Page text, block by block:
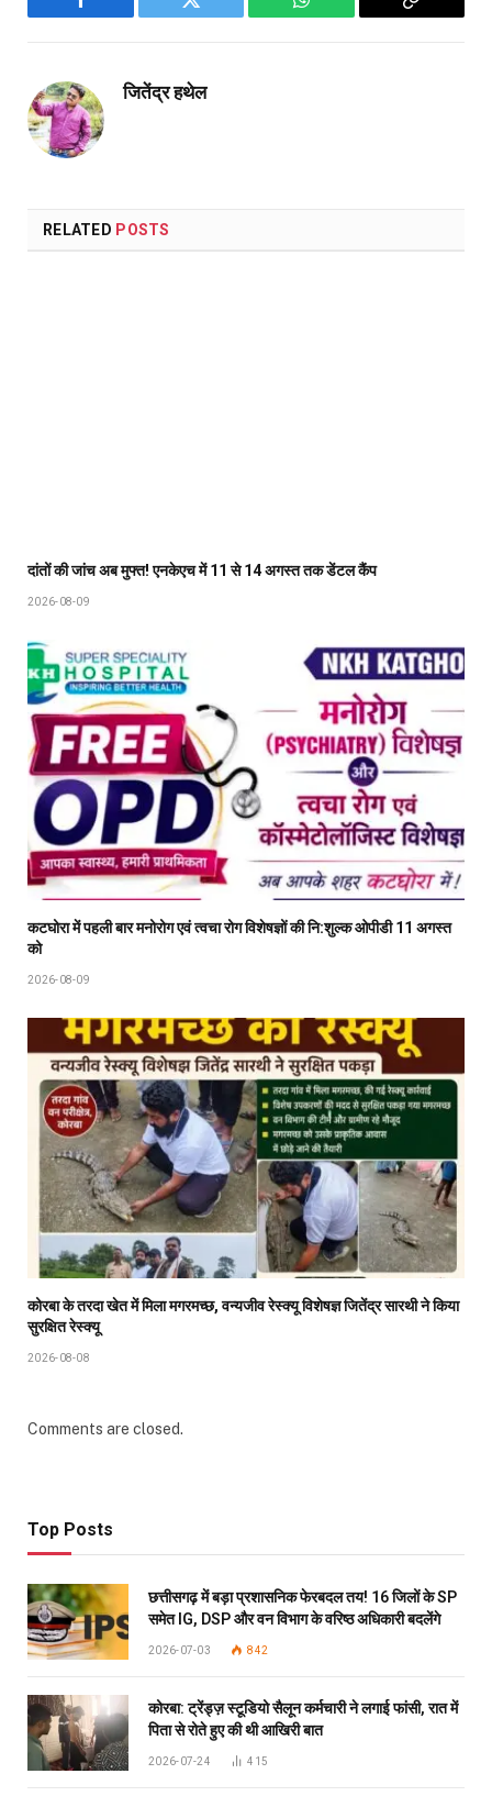
Facebook Twitter WhatsApp
Copy
जितेंद्र हथेल
RELATED POSTS
दांतों की जांच अब मुफ्त! एनकेएच में 11 से 14 अगस्त तक डेंटल कैंप
2026-08-09
कटघोरा में पहली बार मनोरोग एवं त्वचा रोग विशेषज्ञों की नि:शुल्क ओपीडी 11 अगस्त
को
2026-08-09
कोरबा के तरदा खेत में मिला मगरमच्छ, वन्यजीव रेस्क्यू विशेषज्ञ जितेंद्र सारथी ने किया
सुरक्षित रेस्क्यू
2026-08-08
Comments are closed.
Top Posts
छत्तीसगढ़ में बड़ा प्रशासनिक फेरबदल तय! 16 जिलों के SP
समेत IG, DSP और वन विभाग के वरिष्ठ अधिकारी बदलेंगे
2026-07-03 842
कोरबा: ट्रेंड्ज़ स्टूडियो सैलून कर्मचारी ने लगाई फांसी, रात में
पिता से रोते हुए की थी आखिरी बात
2026-07-24 415